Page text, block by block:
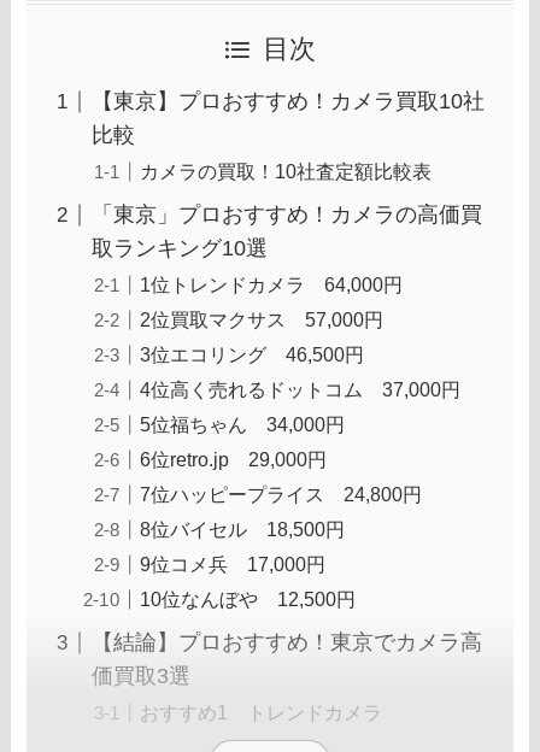
目次
【東京】プロおすすめ！カメラ買取10社
比較
カメラの買取！10社査定額比較表
「東京」プロおすすめ！カメラの高価買
取ランキング10選
1位トレンドカメラ 64,000円
2位買取マクサス 57,000円
3位エコリング 46,500円
4位高く売れるドットコム 37,000円
5位福ちゃん 34,000円
6位retro.jp 29,000円
7位ハッピープライス 24,800円
8位バイセル 18,500円
9位コメ兵 17,000円
10位なんぼや 12,500円
【結論】プロおすすめ！東京でカメラ高
価買取3選
おすすめ1 トレンドカメラ